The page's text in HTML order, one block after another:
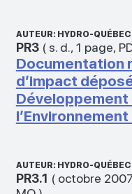
AUTEUR: HYDRO-
PR3( s. d., 1 page,
Documentation
d’impact
Développement
AUTEUR: HYDRO-
PR3.1 ( octobre 2007